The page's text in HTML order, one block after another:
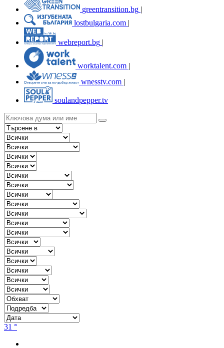
greentransition.bg |
lostbulgaria.com |
webreport.bg
worktalent.com |
wnesstv.com |
soulandpepper.tv
31 °